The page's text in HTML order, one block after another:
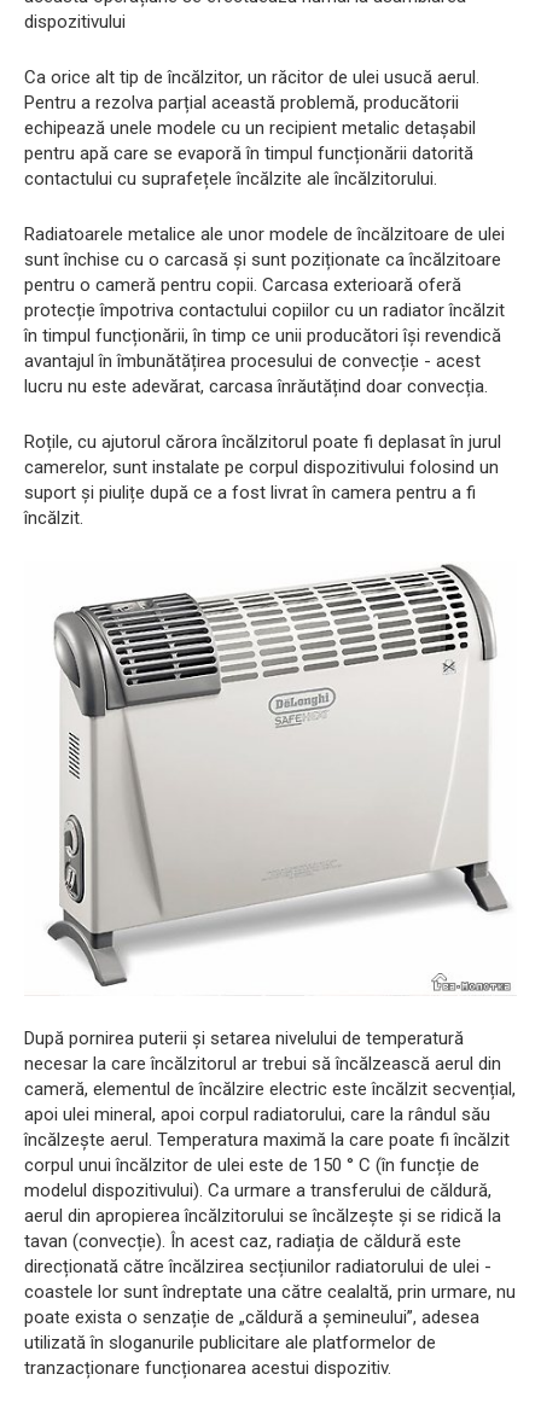
dispozitivului
Ca orice alt tip de încălzitor, un răcitor de ulei usucă aerul.
Pentru a rezolva parțial această problemă, producătorii
echipează unele modele cu un recipient metalic detașabil
pentru apă care se evaporă în timpul funcționării datorită
contactului cu suprafețele încălzite ale încălzitorului.
Radiatoarele metalice ale unor modele de încălzitoare de ulei
sunt închise cu o carcasă și sunt poziționate ca încălzitoare
pentru o cameră pentru copii. Carcasa exterioară oferă
protecție împotriva contactului copiilor cu un radiator încălzit
în timpul funcționării, în timp ce unii producători își revendică
avantajul în îmbunătățirea procesului de convecție - acest
lucru nu este adevărat, carcasa înrăutățind doar convecția.
Roțile, cu ajutorul cărora încălzitorul poate fi deplasat în jurul
camerelor, sunt instalate pe corpul dispozitivului folosind un
suport și piulițe după ce a fost livrat în camera pentru a fi
încălzit.
După pornirea puterii și setarea nivelului de temperatură
necesar la care încălzitorul ar trebui să încălzească aerul din
cameră, elementul de încălzire electric este încălzit secvențial,
apoi ulei mineral, apoi corpul radiatorului, care la rândul său
încălzește aerul. Temperatura maximă la care poate fi încălzit
corpul unui încălzitor de ulei este de 150 ° C (în funcție de
modelul dispozitivului). Ca urmare a transferului de căldură,
aerul din apropierea încălzitorului se încălzește și se ridică la
tavan (convecție). În acest caz, radiația de căldură este
direcționată către încălzirea secțiunilor radiatorului de ulei -
coastele lor sunt îndreptate una către cealaltă, prin urmare, nu
poate exista o senzație de „căldură a șemineului”, adesea
utilizată în sloganurile publicitare ale platformelor de
tranzacționare funcționarea acestui dispozitiv.